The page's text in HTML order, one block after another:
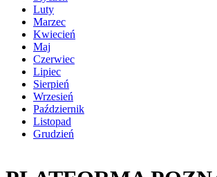
Luty
Marzec
Kwiecień
Maj
Czerwiec
Lipiec
Sierpień
Wrzesień
Październik
Listopad
Grudzień